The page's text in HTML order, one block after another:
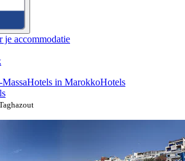
je accommodatie
Hotels in MarokkoHotels